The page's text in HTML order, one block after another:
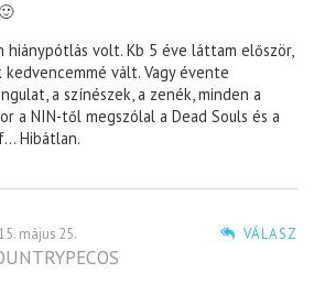
hiánypótlás volt. Kb 5 éve láttam először,
vált. Vagy évente
a színészek, a zenék, minden a
a NIN-től megszólal a Dead Souls és a
Hibátlan.
VÁLASZ
május 25.